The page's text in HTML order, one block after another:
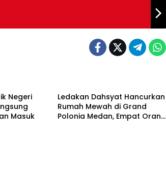
Negeri
Masuk
Ledakan Dahsyat Hancurkan
Rumah Mewah di Grand
Polonia Medan, Empat Orang